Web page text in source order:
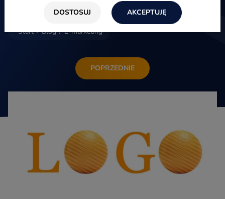
Start / Blog / E-marketing
POPRZEDNIE
DOSTOSUJ AKCEPTUJĘ